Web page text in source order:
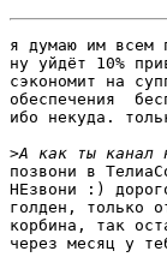
я думаю им всем
ну уйдёт 10%
сэкономит на
обеспечения
ибо некуда.
>
позвони в
НЕзвони :)
голден, только
корбина, так
через месяц у